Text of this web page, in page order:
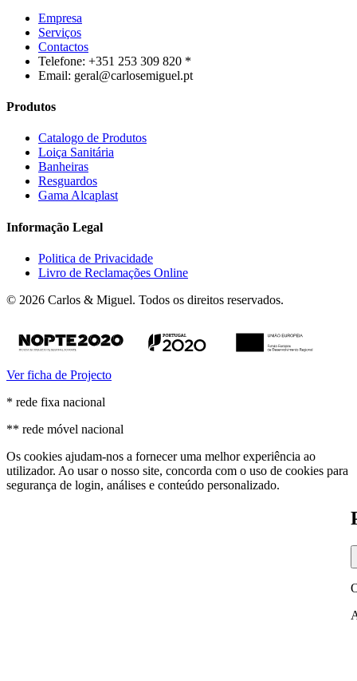
Empresa
Serviços
Contactos
Telefone: +351 253 309 820 *
Email: geral@carlosemiguel.pt
Produtos
Catalogo de Produtos
Loiça Sanitária
Banheiras
Resguardos
Gama Alcaplast
Informação Legal
Politica de Privacidade
Livro de Reclamações Online
© 2026 Carlos & Miguel. Todos os direitos reservados.
Ver ficha de Projecto
* rede fixa nacional
** rede móvel nacional
Os cookies ajudam-nos a fornecer uma melhor experiência ao
utilizador. Ao usar o nosso site, concorda com o uso de cookies para
segurança de login, análises e conteúdo personalizado.